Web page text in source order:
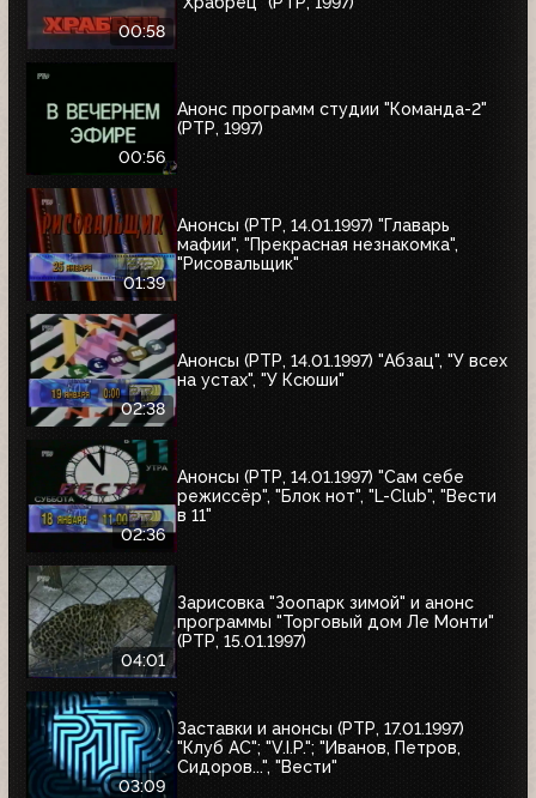
00:58
00:56
Анонс программ студии "Команда-2"
(РТР, 1997)
01:39
Анонсы (РТР, 14.01.1997) "Главарь
мафии", "Прекрасная незнакомка",
"Рисовальщик"
02:38
Анонсы (РТР, 14.01.1997) "Абзац", "У всех
на устах", "У Ксюши"
02:36
Анонсы (РТР, 14.01.1997) "Сам себе
режиссёр", "Блок нот", "L-Club", "Вести
в 11"
04:01
Зарисовка "Зоопарк зимой" и анонс
программы "Торговый дом Ле Монти"
(РТР, 15.01.1997)
03:09
Заставки и анонсы (РТР, 17.01.1997)
"Клуб АС"; "V.I.P."; "Иванов, Петров,
Сидоров...", "Вести"